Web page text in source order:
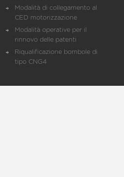
Modalità di collegamento al
CED motorizzazione
Modalità operative per il
rinnovo delle patenti
Riqualificazione bombole di
tipo CNG4